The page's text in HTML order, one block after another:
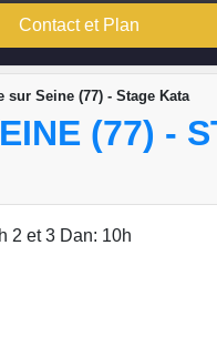
Contact et Plan
sur Seine (77) - Stage Kata
(77) -
2 et 3 Dan: 10h